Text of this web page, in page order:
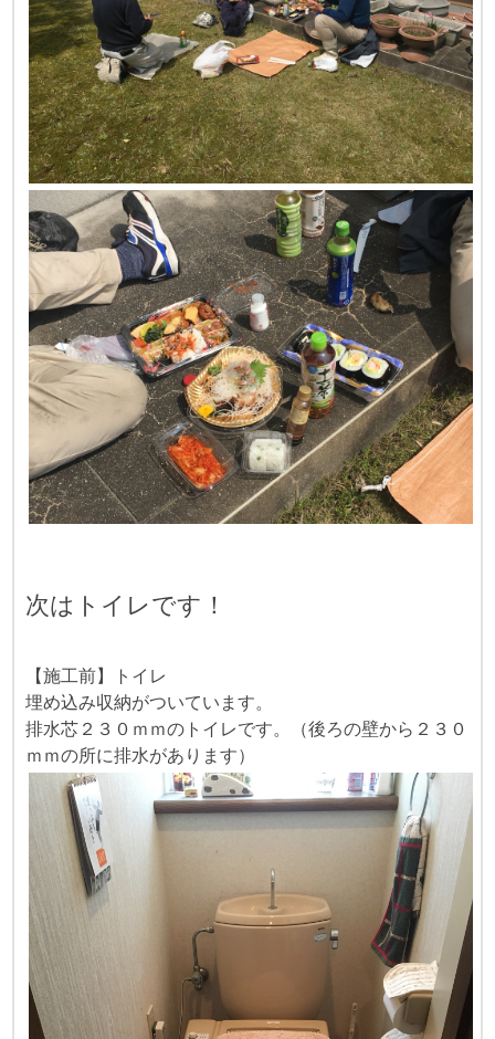
次はトイレです！
【施工前】トイレ
埋め込み収納がついています。
排水芯２３０ｍｍのトイレです。（後ろの壁から２３０
ｍｍの所に排水があります）